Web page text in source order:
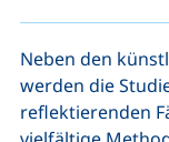
Neben den
werden die
reflektierenden